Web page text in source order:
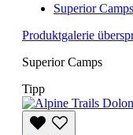
Superior Camps
Produktgalerie
Superior Camps
Tipp